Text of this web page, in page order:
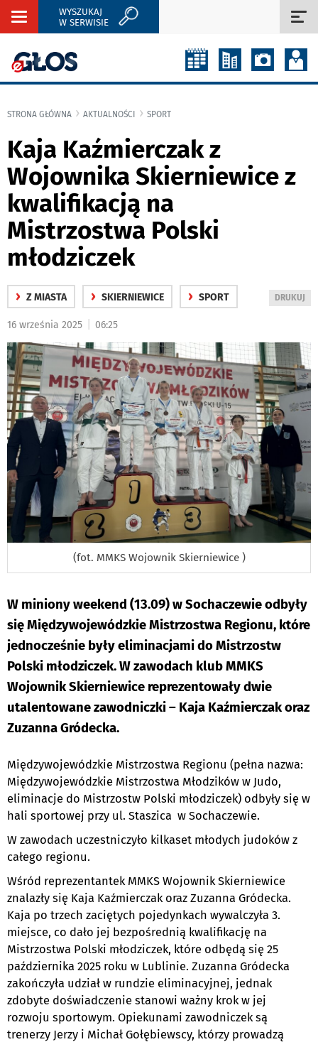
Rozwiń
WYSZUKAJ
W SERWISIE
STRONA GŁÓWNA AKTUALNOŚCI SPORT
Kaja Kaźmierczak z
Wojownika Skierniewice z
kwalifikacją na
Mistrzostwa Polski
młodziczek
› Z MIASTA › SKIERNIEWICE › SPORT
WYDRUKUJ
DRUKUJ
16 września 2025 06:25
(fot. MMKS Wojownik Skierniewice )
W miniony weekend (13.09) w Sochaczewie odbyły
się Międzywojewódzkie Mistrzostwa Regionu, które
jednocześnie były eliminacjami do Mistrzostw
Polski młodziczek. W zawodach klub MMKS
Wojownik Skierniewice reprezentowały dwie
utalentowane zawodniczki – Kaja Kaźmierczak oraz
Zuzanna Gródecka.
Międzywojewódzkie Mistrzostwa Regionu (pełna nazwa:
Międzywojewódzkie Mistrzostwa Młodzików w Judo,
eliminacje do Mistrzostw Polski młodziczek) odbyły się w
hali sportowej przy ul. Staszica w Sochaczewie.
W zawodach uczestniczyło kilkaset młodych judoków z
całego regionu.
Wśród reprezentantek MMKS Wojownik Skierniewice
znalazły się Kaja Kaźmierczak oraz Zuzanna Gródecka.
Kaja po trzech zaciętych pojedynkach wywalczyła 3.
miejsce, co dało jej bezpośrednią kwalifikację na
Mistrzostwa Polski młodziczek, które odbędą się 25
października 2025 roku w Lublinie. Zuzanna Gródecka
zakończyła udział w rundzie eliminacyjnej, jednak
zdobyte doświadczenie stanowi ważny krok w jej
rozwoju sportowym. Opiekunami zawodniczek są
trenerzy Jerzy i Michał Gołębiewscy, którzy prowadzą